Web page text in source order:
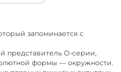
запоминается с
представитель O-серии,
формы — окружности.